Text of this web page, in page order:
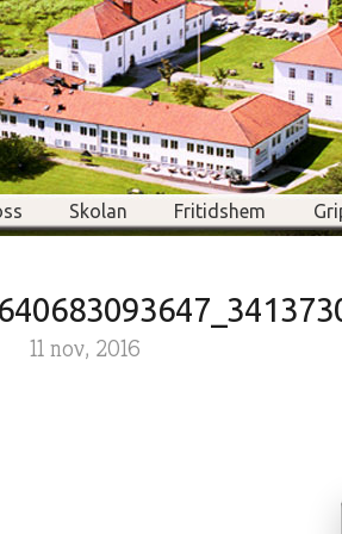
Skolan Fritidshem
11 nov, 2016